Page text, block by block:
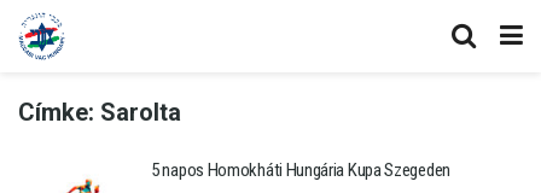
Címke: Sarolta
5 napos Homokháti Hungária Kupa Szegeden